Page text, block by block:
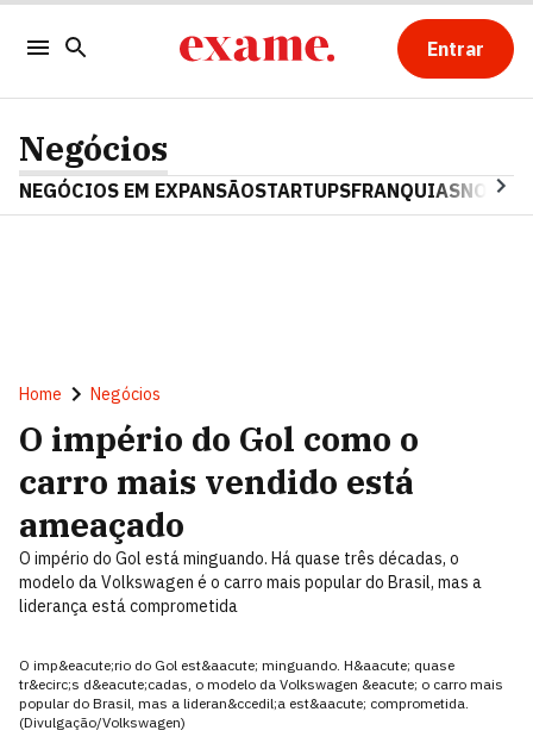
Entrar
Negócios
NEGÓCIOS EM EXPANSÃOSTARTUPSFRANQUIAS
Home Negócios
O império do Gol como o
carro mais vendido está
ameaçado
O império do Gol está minguando. Há quase três décadas, o
modelo da Volkswagen é o carro mais popular do Brasil, mas a
liderança está comprometida
O imp&eacute;rio do Gol est&aacute; minguando. H&aacute; quase
tr&ecirc;s d&eacute;cadas, o modelo da Volkswagen &eacute; o carro mais
popular do Brasil, mas a lideran&ccedil;a est&aacute; comprometida.
(Divulgação/Volkswagen)